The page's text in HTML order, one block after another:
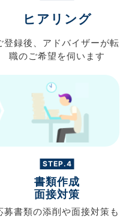
ヒアリング
登録後、 アドバイザーが転
職のご希望を伺います
STEP.4
書類作成
面接対策
募書類の添削や面接対策も